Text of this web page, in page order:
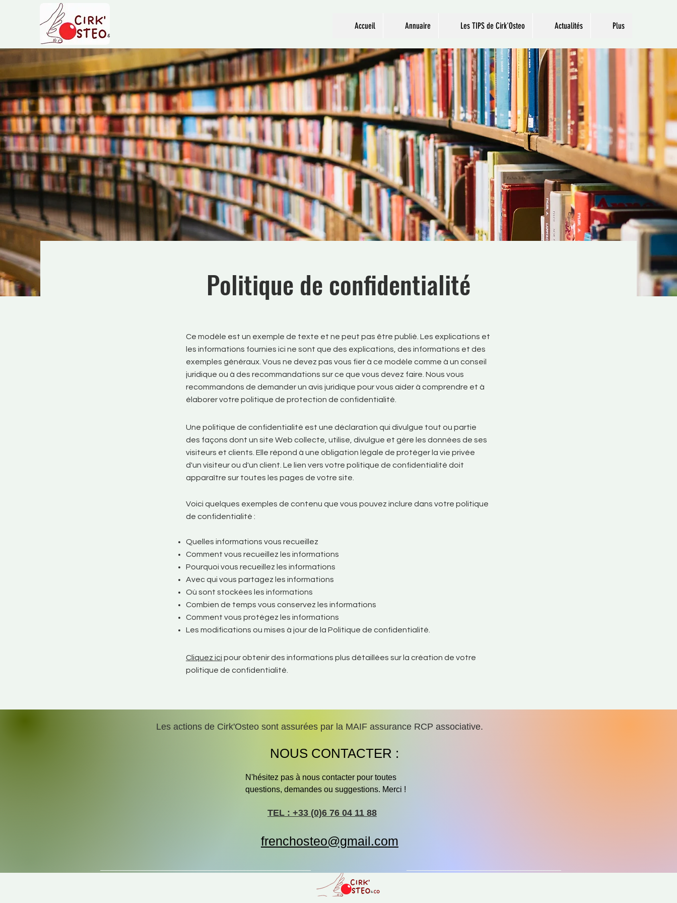
Accueil Annuaire Les TIPS de Cirk'Osteo Actualités Plus
Politique de confidentialité
Ce modèle est un exemple de texte et ne peut pas être publié. Les explications et
les informations fournies ici ne sont que des explications, des informations et des
exemples généraux. Vous ne devez pas vous fier à ce modèle comme à un conseil
juridique ou à des recommandations sur ce que vous devez faire. Nous vous
recommandons de demander un avis juridique pour vous aider à comprendre et à
élaborer votre politique de protection de confidentialité.
Une politique de confidentialité est une déclaration qui divulgue tout ou partie
des façons dont un site Web collecte, utilise, divulgue et gère les données de ses
visiteurs et clients. Elle répond à une obligation légale de protéger la vie privée
d'un visiteur ou d'un client. Le lien vers votre politique de confidentialité doit
apparaître sur toutes les pages de votre site.
Voici quelques exemples de contenu que vous pouvez inclure dans votre politique
de confidentialité :
Quelles informations vous recueillez
Comment vous recueillez les informations
Pourquoi vous recueillez les informations
Avec qui vous partagez les informations
Où sont stockées les informations
Combien de temps vous conservez les informations
Comment vous protégez les informations
Les modifications ou mises à jour de la Politique de confidentialité.
Cliquez ici pour obtenir des informations plus détaillées sur la création de votre
politique de confidentialité.
Les actions de Cirk'Osteo sont assurées par la MAIF assurance RCP associative.
NOUS CONTACTER :
N'hésitez pas à nous contacter pour toutes
questions, demandes ou suggestions. Merci !
TEL : +33 (0)6 76 04 11 88
frenchosteo@gmail.com